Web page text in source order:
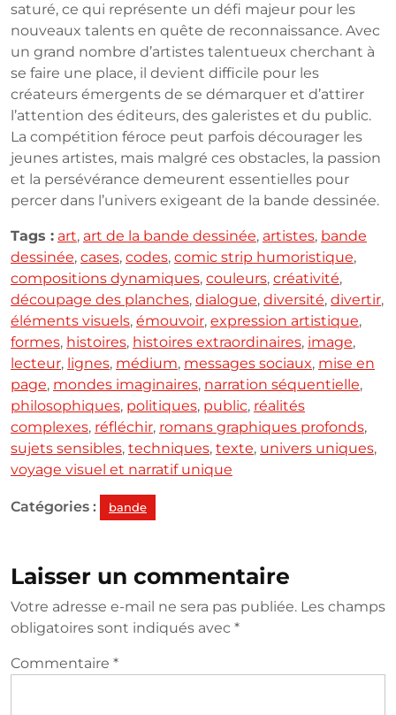
saturé, ce qui représente un défi majeur pour les
nouveaux talents en quête de reconnaissance. Avec
un grand nombre d’artistes talentueux cherchant à
se faire une place, il devient difficile pour les
créateurs émergents de se démarquer et d’attirer
l’attention des éditeurs, des galeristes et du public.
La compétition féroce peut parfois décourager les
jeunes artistes, mais malgré ces obstacles, la passion
et la persévérance demeurent essentielles pour
percer dans l’univers exigeant de la bande dessinée.
Tags : art, art de la bande dessinée, artistes, bande
dessinée, cases, codes, comic strip humoristique,
compositions dynamiques, couleurs, créativité,
découpage des planches, dialogue, diversité, divertir,
éléments visuels, émouvoir, expression artistique,
formes, histoires, histoires extraordinaires, image,
lecteur, lignes, médium, messages sociaux, mise en
page, mondes imaginaires, narration séquentielle,
philosophiques, politiques, public, réalités
complexes, réfléchir, romans graphiques profonds,
sujets sensibles, techniques, texte, univers uniques,
voyage visuel et narratif unique
Catégories : bande
Laisser un commentaire
Votre adresse e-mail ne sera pas publiée. Les champs
obligatoires sont indiqués avec *
Commentaire *